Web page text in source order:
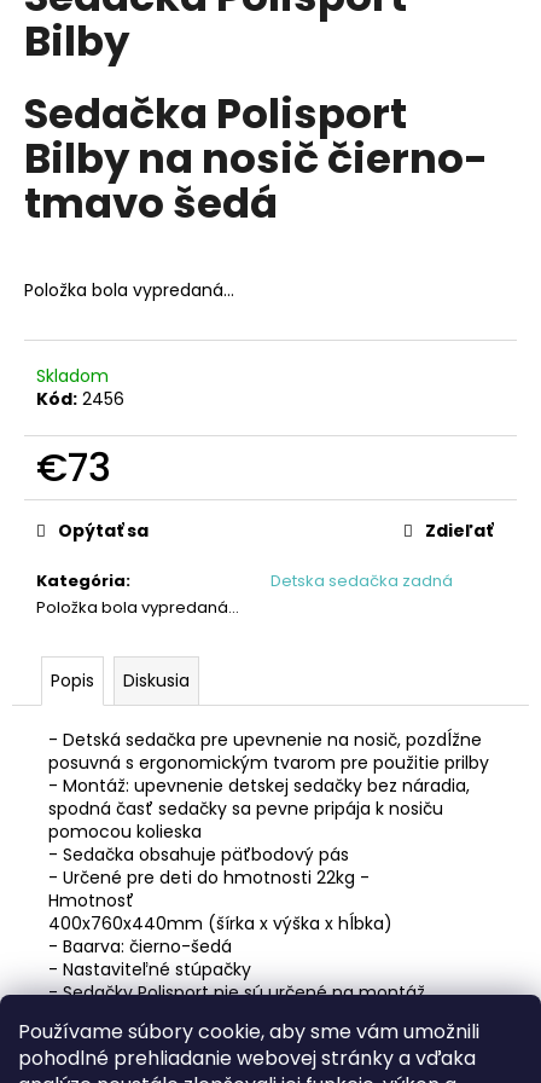
Používame súbory cookie, aby sme vám umožnili
pohodlné prehliadanie webovej stránky a vďaka
0,0
hviezdičiek.
Bilby
Sedačka Polisport
Bilby na nosič čierno-
tmavo šedá
Položka bola vypredaná…
Skladom
Kód: 2456
€73
Jednotková
cena:
Kategória:
Detska sedačka zadná
Položka bola vypredaná…
Opýtať sa Zdieľať
Popis Diskusia
- Detská sedačka pre upevnenie na nosič, pozdĺžne
posuvná s ergonomickým tvarom pre použitie prilby
- Montáž: upevnenie detskej sedačky bez náradia,
spodná časť sedačky sa pevne pripája k nosiču
pomocou kolieska
- Sedačka obsahuje päťbodový pás
- Určené pre deti do hmotnosti 22kg -
Hmotnosť
400x760x440mm (šírka x výška x hĺbka)
- Baarva: čierno-šedá
- Nastaviteľné stúpačky
- Sedačky Polisport nie sú určené na montáž
- Návod na použitie je súčasťou balenia
á
j
s
ť
?
HĽADAŤ
O
d
p
o
r
ú
č
a
m
BICYKEL
IMPULSE
ASL
2026
€566,10
Pôvodne:
€629